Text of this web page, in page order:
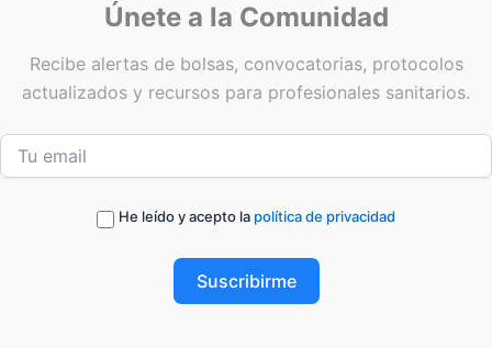
Únete a la Comunidad
Recibe alertas de bolsas, convocatorias, protocolos
actualizados y recursos para profesionales sanitarios.
He leído y acepto la política de privacidad
Suscribirme